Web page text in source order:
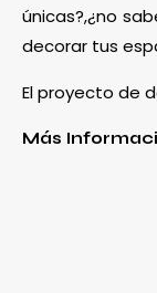
únicas?,¿no
decorar tus
El proyecto de
Más